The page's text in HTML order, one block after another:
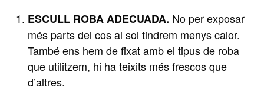
ESCULL ROBA ADECUADA. No per exposar
més parts del cos al sol tindrem menys calor.
També ens hem de fixat amb el tipus de roba
que utilitzem, hi ha teixits més frescos que
d’altres.